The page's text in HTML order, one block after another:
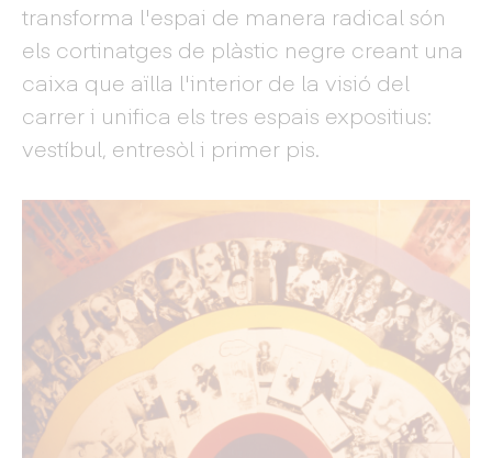
transforma l'espai de manera radical són
els cortinatges de plàstic negre creant una
caixa que aïlla l'interior de la visió del
carrer i unifica els tres espais expositius:
vestíbul, entresòl i primer pis.